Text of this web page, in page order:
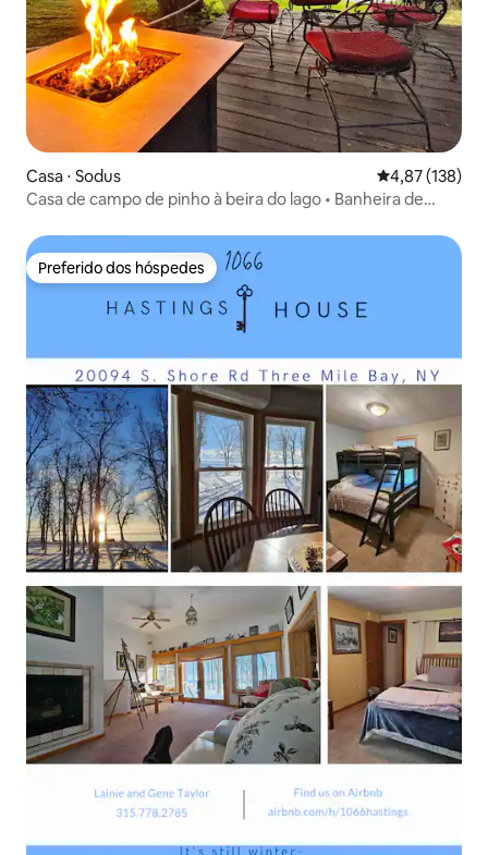
Casa ⋅ Sodus 4,87 de uma
4,87 (138)
Casa de campo de pinho à beira do lago • Banheira de
Preferido dos hóspedes
Preferido dos hóspedes